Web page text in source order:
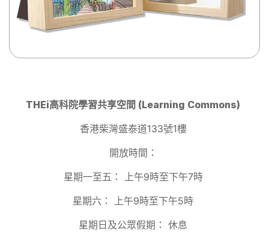
THEi高科院學習共享空間 (Learning Commons)
香港柴灣盛泰道133號1樓
開放時間：
星期一至五： 上午9時至下午7時
星期六： 上午9時至下午5時
星期日及公眾假期： 休息